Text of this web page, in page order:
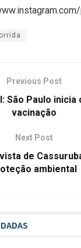
Previous Post
São Paulo inicia
vacinação
Next Post
de
ambiental